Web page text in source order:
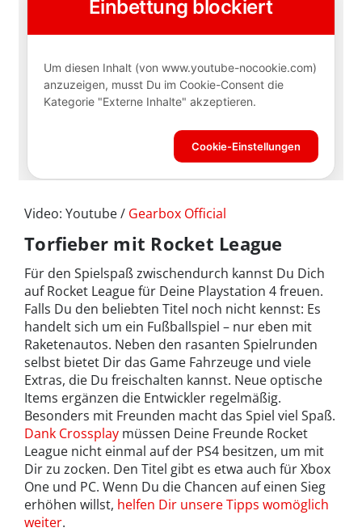
Video: Youtube / Gearbox Official
Torfieber mit Rocket League
Für den Spielspaß zwischendurch kannst Du Dich
auf Rocket League für Deine Playstation 4 freuen.
Falls Du den beliebten Titel noch nicht kennst: Es
handelt sich um ein Fußballspiel – nur eben mit
Raketenautos. Neben den rasanten Spielrunden
selbst bietet Dir das Game Fahrzeuge und viele
Extras, die Du freischalten kannst. Neue optische
Items ergänzen die Entwickler regelmäßig.
Besonders mit Freunden macht das Spiel viel Spaß.
Dank Crossplay müssen Deine Freunde Rocket
League nicht einmal auf der PS4 besitzen, um mit
Dir zu zocken. Den Titel gibt es etwa auch für Xbox
One und PC. Wenn Du die Chancen auf einen Sieg
erhöhen willst, helfen Dir unsere Tipps womöglich
weiter.